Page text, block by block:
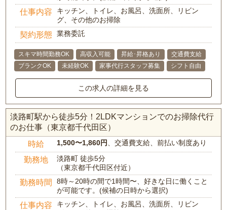
仕事内容
キッチン、トイレ、お風呂、洗面所、リビン
グ、その他のお掃除
契約形態 業務委託
スキマ時間勤務OK 高収入可能 昇給･昇格あり
交通費支給
ブランクOK
未経験OK 家事代行スタッフ募集 シフト自由
この求人の詳細を見る
淡路町駅から徒歩5分！2LDKマンションでのお掃除代行
のお仕事（東京都千代田区）
時給 1,500〜1,860円、交通費支給、前払い制度あり
勤務地
淡路町 徒歩5分
（東京都千代田区付近）
勤務時間
8時～20時の間で1時間〜、好きな日に働くこと
が可能です。(候補の日時から選択)
仕事内容
キッチン、トイレ、お風呂、洗面所、リビン